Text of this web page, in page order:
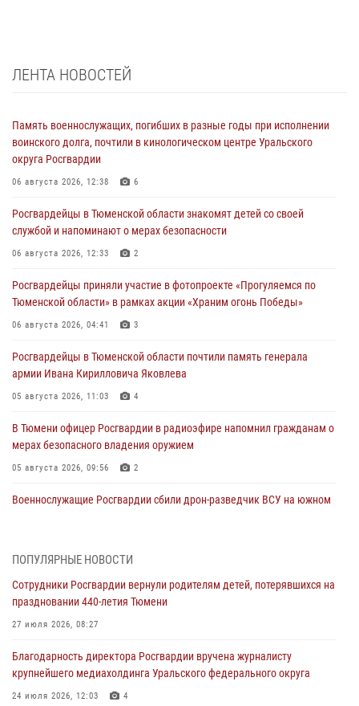
ЛЕНТА НОВОСТЕЙ
Память военнослужащих, погибших в разные годы при исполнении
воинского долга, почтили в кинологическом центре Уральского
округа Росгвардии
06 августа 2026, 12:38 6
Росгвардейцы в Тюменской области знакомят детей со своей
службой и напоминают о мерах безопасности
06 августа 2026, 12:33 2
Росгвардейцы приняли участие в фотопроекте «Прогуляемся по
Тюменской области» в рамках акции «Храним огонь Победы»
06 августа 2026, 04:41 3
Росгвардейцы в Тюменской области почтили память генерала
армии Ивана Кирилловича Яковлева
05 августа 2026, 11:03 4
В Тюмени офицер Росгвардии в радиоэфире напомнил гражданам о
мерах безопасного владения оружием
05 августа 2026, 09:56 2
Военнослужащие Росгвардии сбили дрон-разведчик ВСУ на южном
масштабных спортивных событий на Урале
05 августа 2026, 05:22
виновника ДТП
05 августа 2026, 05:15
ПОПУЛЯРНЫЕ НОВОСТИ
Сотрудники Росгвардии вернули родителям детей, потерявшихся на
праздновании 440-летия Тюмени
27 июля 2026, 08:27
Благодарность директора Росгвардии вручена журналисту
крупнейшего медиахолдинга Уральского федерального округа
24 июля 2026, 12:03 4